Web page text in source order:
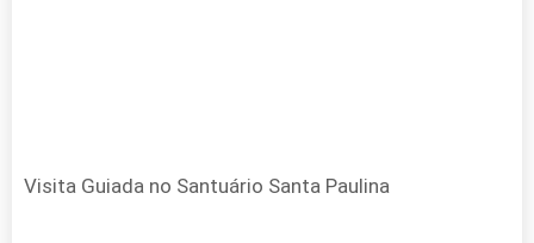
Visita Guiada no Santuário Santa Paulina